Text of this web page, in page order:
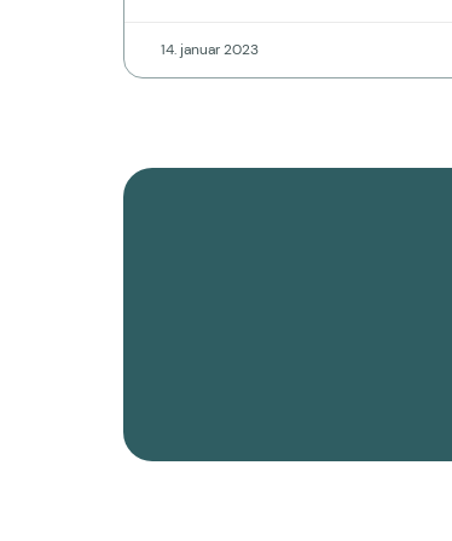
14. januar 2023